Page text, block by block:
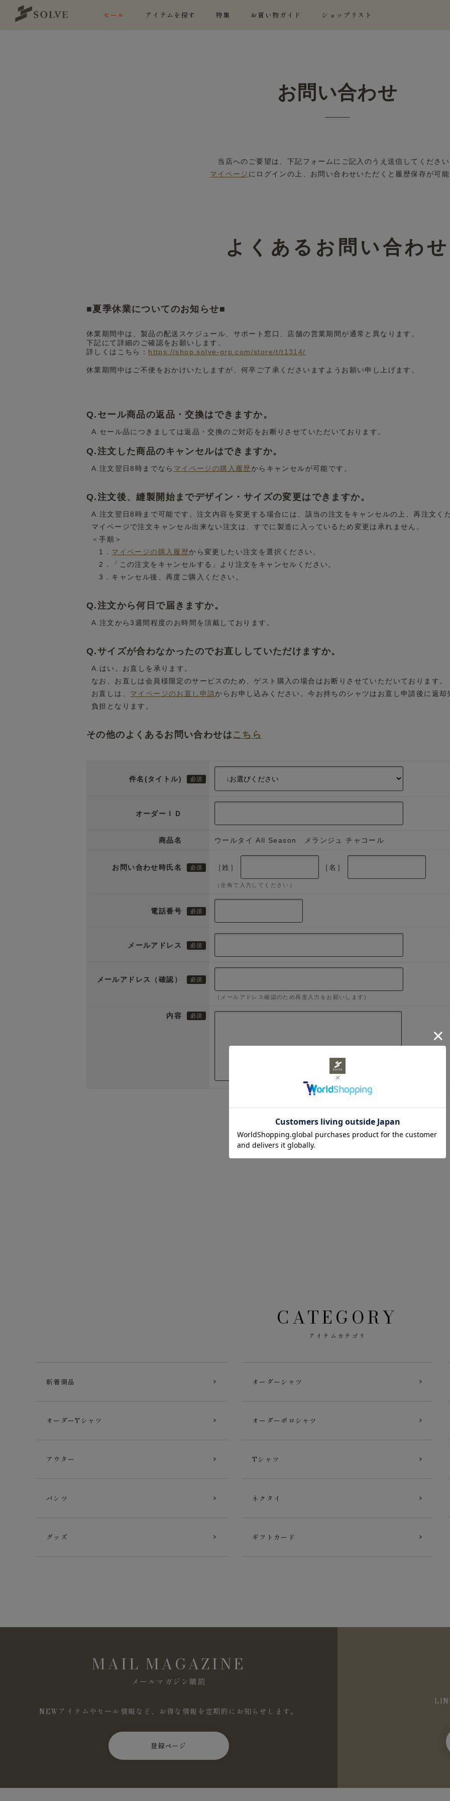
セール アイテムを探す 特集 お買い物ガイド ショップリスト
お問い合わせ
当店へのご要望は、下記フォームにご記入のうえ送信してくださ
マイページ にログインの上、お問い合わせいただくと履歴保存が可
よくあるお問い合わせ
■夏季休業についてのお知らせ■
休業期間中は、製品の配送スケジュール、サポート窓口、店舗の営業期間が通常と異なります。
下記にて詳細のご確認をお願いします。
詳しくはこちら： https://shop.solve-grp.com/store/t/t1314/
休業期間中はご不便をおかけいたしますが、何卒ご了承くださいますようお願い申し上げます。
Q.セール商品の返品・交換はできますか。
A.セール品につきましては返品・交換のご対応をお断りさせていただいております。
Q.注文した商品のキャンセルはできますか。
A.注文翌日8時までなら マイページの購入履歴からキャンセルが可能です。
Q.注文後、縫製開始までデザイン・サイズの変更はできますか。
A.注文翌日8時まで可能です。注文内容を変更する場合には、該当の注文をキャンセルの上、再注文く
マイページで注文キャンセル出来ない注文は、すでに製造に入っているため変更は承れません。
＜手順＞
1． マイページの購入履歴から変更したい注文を選択ください。
2．「この注文をキャンセルする」より注文をキャンセルください。
3．キャンセル後、再度ご購入ください。
Q.注文から何日で届きますか。
A.注文から3週間程度のお時間を頂戴しております。
Q.サイズが合わなかったのでお直ししていただけますか。
A.はい。お直しを承ります。
なお、お直しは会員様限定のサービスのため、ゲスト購入の場合はお断りさせていただいております。
お直しは、 マイページのお直し申請からお申し込みください。今お持ちのシャツはお直し申請後に返
負担となります。
その他のよくあるお問い合わせは こちら
件名(タイトル)
オーダーＩＤ
商品名 ウールタイ All Season メランジュ チャコール
お問い合わせ時氏名 ［姓］ ［名］
（全角で入力してください）
電話番号
メールアドレス
メールアドレス（確認）
（メールアドレス確認のため再度入力をお願いします)
内容
CATEGORY
アイテムカテゴリ
新着商品 オーダーシャツ
オーダーTシャツ オーダーポロシャツ
アウター Tシャツ
パンツ ネクタイ
グッズ ギフトカード
MAIL MAGAZINE
メールマガジン購読
NEWアイテムやセール情報など、お得な情報を定期的にお知らせします。
登録ページ